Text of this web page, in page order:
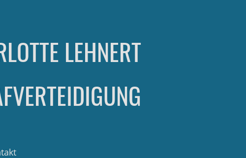
LEHNERT